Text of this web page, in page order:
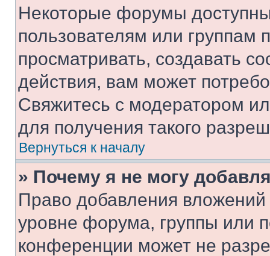
Некоторые форумы
пользователям или группам
просматривать, создавать
действия, вам может
Свяжитесь с модератором
для получения такого
Вернуться к началу
» Почему я не могу
Право добавления
уровне форума, группы или
конференции может не